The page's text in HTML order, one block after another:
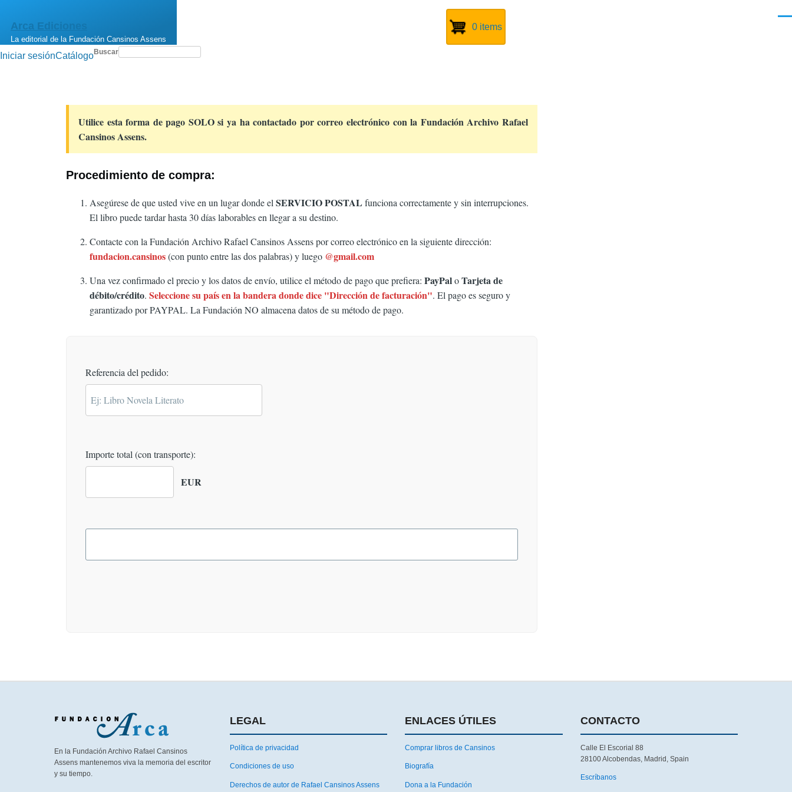
Arca Ediciones
La editorial de la Fundación Cansinos Assens
0 items
Menú
Iniciar sesiónCatálogoBuscar
Utilice esta forma de pago SOLO si ya ha contactado por correo electrónico con la Fundación Archivo Rafael
Cansinos Assens.
Procedimiento de compra:
Asegúrese de que usted vive en un lugar donde el SERVICIO POSTAL funciona correctamente y sin interrupciones.
El libro puede tardar hasta 30 días laborables en llegar a su destino.
Contacte con la Fundación Archivo Rafael Cansinos Assens por correo electrónico en la siguiente dirección:
fundacion.cansinos(con punto entre las dos palabras) y luego @gmail.com
Una vez confirmado el precio y los datos de envío, utilice el método de pago que prefiera: PayPaloTarjeta de
débito/crédito. Seleccione su país en la bandera donde dice "Dirección de facturación". El pago es seguro y
garantizado por PAYPAL. La Fundación NO almacena datos de su método de pago.
Referencia del pedido:
Importe total (con transporte):
EUR
En la Fundación Archivo Rafael Cansinos
Assens mantenemos viva la memoria del escritor
y su tiempo.
LEGAL
Política de privacidad
Condiciones de uso
Derechos de autor de Rafael Cansinos Assens
ENLACES ÚTILES
Comprar libros de Cansinos
Biografía
Dona a la Fundación
CONTACTO
Calle El Escorial 88
28100 Alcobendas, Madrid, Spain
Escríbanos